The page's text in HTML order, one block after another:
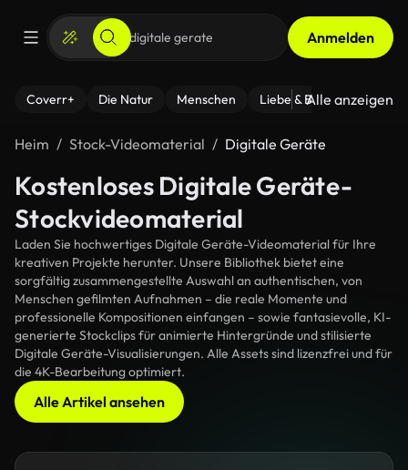
Anmelden
Coverr+ Die Natur Menschen Liebe & Beziehungen
Alle anzeigen
Heim Stock-Videomaterial Digitale Geräte
Kostenloses Digitale Geräte-
Stockvideomaterial
Laden Sie hochwertiges Digitale Geräte-Videomaterial für Ihre
kreativen Projekte herunter. Unsere Bibliothek bietet eine
sorgfältig zusammengestellte Auswahl an authentischen, von
Menschen gefilmten Aufnahmen – die reale Momente und
professionelle Kompositionen einfangen – sowie fantasievolle, KI-
generierte Stockclips für animierte Hintergründe und stilisierte
Digitale Geräte-Visualisierungen. Alle Assets sind lizenzfrei und für
die 4K-Bearbeitung optimiert.
Alle Artikel ansehen